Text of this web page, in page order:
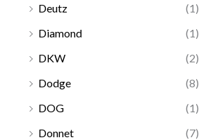
Deutz
(1)
Diamond
(1)
DKW
(2)
Dodge
(8)
DOG
(1)
Donnet
(7)